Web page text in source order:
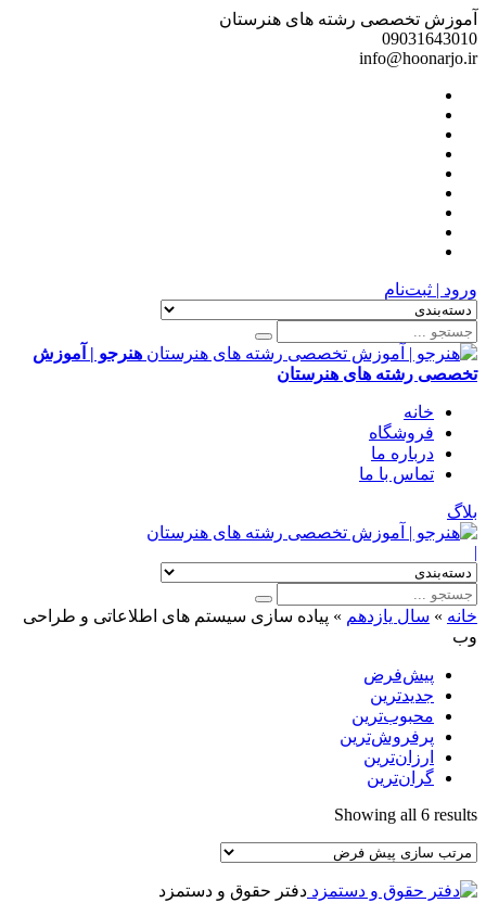
آموزش تخصصی رشته های هنرستان
09031643010
info@hoonarjo.ir
ورود | ثبت‌نام
هنرجو | آموزش
تخصصی رشته های هنرستان
خانه
فروشگاه
درباره ما
تماس با ما
بلاگ
|
خانه » سال یازدهم » پیاده سازی سیستم های اطلاعاتی و طراحی
وب
پیش‌فرض
جدیدترین
محبوب‌ترین
پرفروش‌ترین
ارزان‌ترین
گران‌ترین
Showing all 6 results
دفتر حقوق و دستمزد